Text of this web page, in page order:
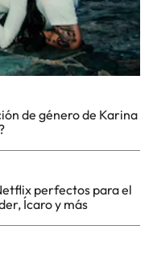
de género de Karina
perfectos para el
Ícaro y más